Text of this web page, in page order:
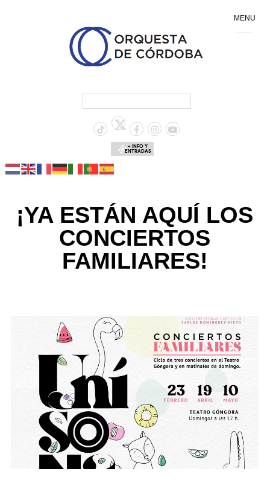
+ INFO Y
ENTRADAS
¡YA ESTÁN AQUÍ LOS
CONCIERTOS
FAMILIARES!
MENU